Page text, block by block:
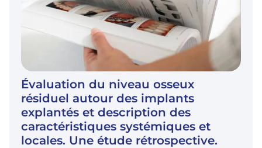
Évaluation du niveau osseux
résiduel autour des implants
explantés et description des
caractéristiques systémiques et
locales. Une étude rétrospective.